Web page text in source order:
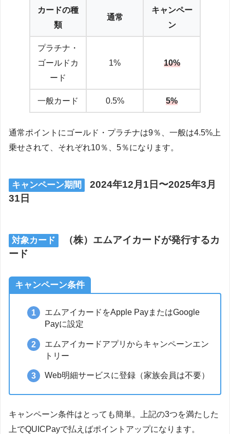
カードの種
類
通常
キャンペー
ン
プラチナ・
ゴールドカ
ード
1% 10%
一般カード 0.5% 5%
通常ポイントにゴールド・プラチナは9％、一般は4.5%上
乗せされて、それぞれ10％、5％になります。
キャンペーン期間
2024年12月1日〜2025年3月
31日
対象カード
（株）エムアイカードが発行するカ
ード
キャンペーン条件
エムアイカードをApple PayまたはGoogle
Payに設定
エムアイカードアプリからキャンペーンエン
トリー
Web明細サービスに登録（家族会員は不要）
キャンペーン条件はとっても簡単。上記の3つを満たした
上でQUICPayで払えばポイントアップになります。